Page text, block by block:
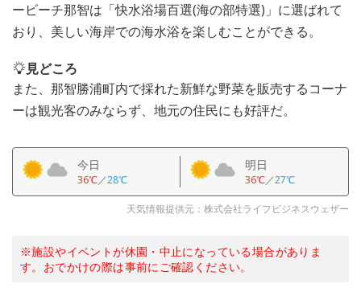
ービーチ那智は「快水浴場百選(海の部特選)」に選ばれて
おり、美しい海岸での海水浴を楽しむことができる。
見どころ
また、那智勝浦町内で採れた新鮮な野菜を販売するコーナ
ーは観光客のみならず、地元の住民にも好評だ。
今日
36℃／28℃
明日
36℃／27℃
天気情報提供元：株式会社ライフビジネスウェザー
※施設やイベントが休園・中止になっている場合がありま
す。おでかけの際は事前にご確認ください。